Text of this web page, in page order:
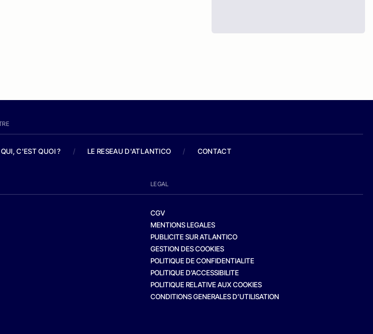
C'EST QUOI ? / LE RESEAU D'ATLANTICO / CONTACT
LEGAL
CGV
MENTIONS LEGALES
PUBLICITE SUR ATLANTICO
GESTION DES COOKIES
POLITIQUE DE CONFIDENTIALITE
POLITIQUE D’ACCESSIBILITE
POLITIQUE RELATIVE AUX COOKIES
CONDITIONS GENERALES D’UTILISATION